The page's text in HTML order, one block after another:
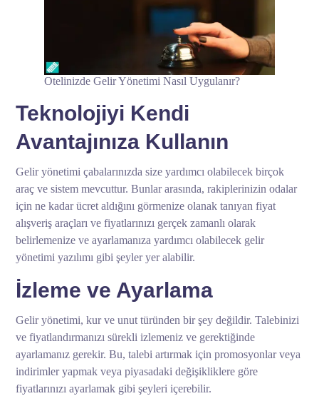
Otelinizde Gelir Yönetimi Nasıl Uygulanır?
Teknolojiyi Kendi
Avantajınıza Kullanın
Gelir yönetimi çabalarınızda size yardımcı olabilecek birçok
araç ve sistem mevcuttur. Bunlar arasında, rakiplerinizin odalar
için ne kadar ücret aldığını görmenize olanak tanıyan fiyat
alışveriş araçları ve fiyatlarınızı gerçek zamanlı olarak
belirlemenize ve ayarlamanıza yardımcı olabilecek gelir
yönetimi yazılımı gibi şeyler yer alabilir.
İzleme ve Ayarlama
Gelir yönetimi, kur ve unut türünden bir şey değildir. Talebinizi
ve fiyatlandırmanızı sürekli izlemeniz ve gerektiğinde
ayarlamanız gerekir. Bu, talebi artırmak için promosyonlar veya
indirimler yapmak veya piyasadaki değişikliklere göre
fiyatlarınızı ayarlamak gibi şeyleri içerebilir.